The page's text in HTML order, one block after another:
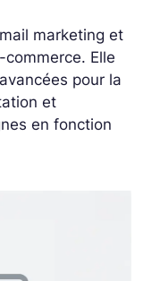
marketing et
commerce. Elle
pour la
et
en fonction